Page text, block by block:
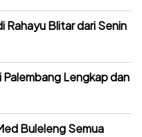
Rahayu Blitar dari Senin
Lengkap dan
Buleleng Semua